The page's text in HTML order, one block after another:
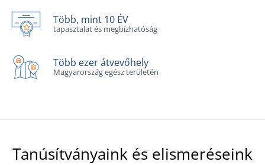
Több, mint 10 ÉV
tapasztalat és megbízhatóság
Több ezer átvevőhely
Magyarország egész területén
Tanúsítványaink és elismeréseink